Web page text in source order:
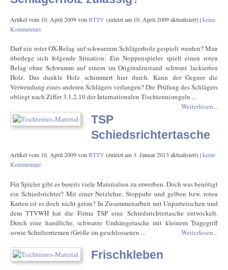
Artikel vom 10. April 2009von BTTV (zuletzt am 10. April 2009aktualisiert) |keine
Kommentare
Darf ein roter OX-Belag auf schwarzem Schlägerholz gespielt werden? Man
überlege sich folgende Situation: Ein Noppenspieler spielt einen roten
Belag ohne Schwamm auf einem im Originalzustand schwarz lackierten
Holz. Das dunkle Holz schimmert hier durch. Kann der Gegner die
Verwendung eines anderen Schlägers verlangen? Die Prüfung des Schlägers
obliegt nach Ziffer 3.1.2.10 der Internationalen Tischtennisregeln ...
Weiterlesen...
TSP
Schiedsrichtertasche
Artikel vom 10. April 2009von BTTV (zuletzt am3. Januar 2013 aktualisiert) |keine
Kommentare
Für Spieler gibt es bereits viele Materialien zu erwerben. Doch was benötigt
ein Schiedsrichter? Mit einer Netzlehre, Stoppuhr und gelben bzw. roten
Karten ist es doch nicht getan? In Zusammenarbeit mit Unparteiischen und
dem TTVWH hat die Firma TSP eine Schiedsrichtertasche entwickelt.
Durch eine handliche, schwarze Umhängetasche mit kleinem Tragegriff
sowie Schulterriemen (Größe im geschlossenen ...
Weiterlesen...
Frischkleben